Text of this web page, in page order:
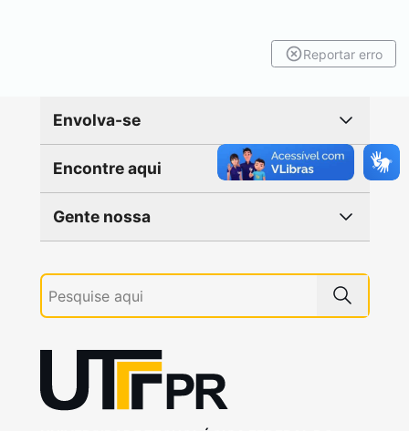
Reportar erro
Envolva-se
Encontre aqui
Gente nossa